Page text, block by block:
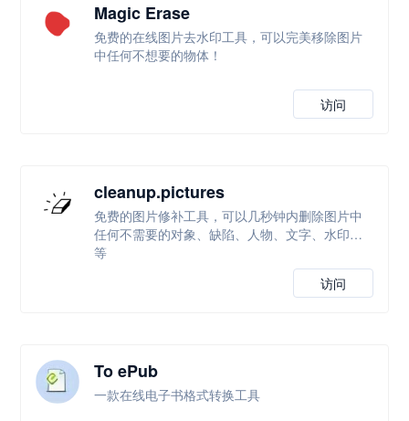
Magic Erase
免费的在线图片去水印工具，可以完美移除图片
中任何不想要的物体！
访问
cleanup.pictures
免费的图片修补工具，可以几秒钟内删除图片中
任何不需要的对象、缺陷、人物、文字、水印等
等
访问
To ePub
一款在线电子书格式转换工具